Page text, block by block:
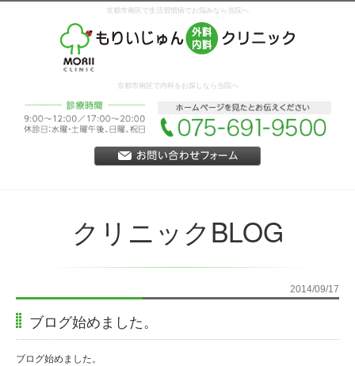
京都市南区で生活習慣病でお悩みなら当院へ
京都市南区で内科をお探しなら当院へ
クリニックBLOG
2014/09/17
ブログ始めました。
ブログ始めました。